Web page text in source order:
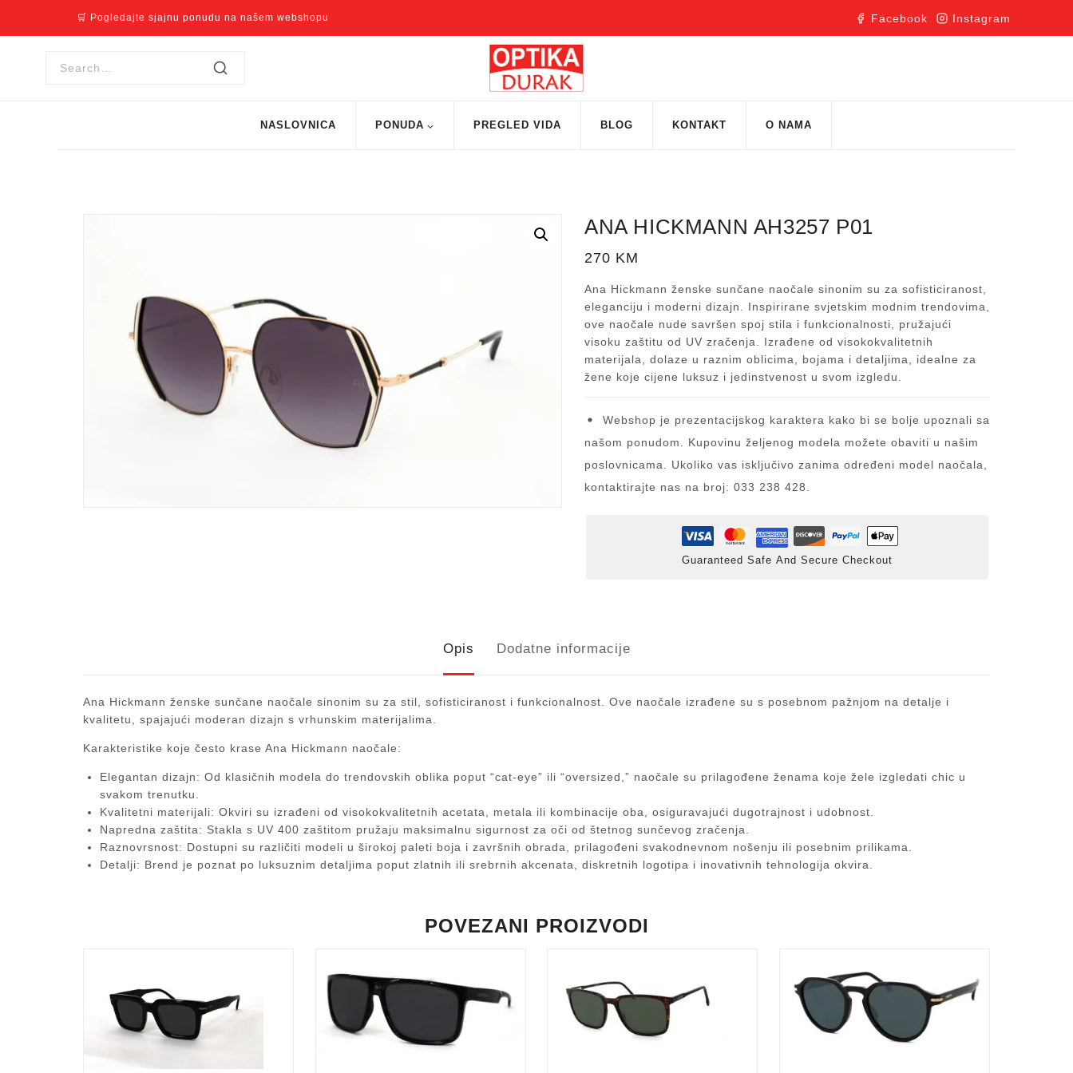
🛒 Pogledajte sjajnu ponudu na našem webshopu Facebook Instagram
NASLOVNICA PONUDA PREGLED VIDA BLOG KONTAKT O NAMA
ANA HICKMANN AH3257 P01
270 KM
Ana Hickmann ženske sunčane naočale sinonim su za sofisticiranost,
eleganciju i moderni dizajn. Inspirirane svjetskim modnim trendovima,
ove naočale nude savršen spoj stila i funkcionalnosti, pružajući
visoku zaštitu od UV zračenja. Izrađene od visokokvalitetnih
materijala, dolaze u raznim oblicima, bojama i detaljima, idealne za
žene koje cijene luksuz i jedinstvenost u svom izgledu.
Webshop je prezentacijskog karaktera kako bi se bolje upoznali sa
našom ponudom. Kupovinu željenog modela možete obaviti u našim
poslovnicama. Ukoliko vas isključivo zanima određeni model naočala,
kontaktirajte nas na broj: 033 238 428.
Guaranteed Safe And Secure Checkout
Opis Dodatne informacije
Ana Hickmann ženske sunčane naočale sinonim su za stil, sofisticiranost i funkcionalnost. Ove naočale izrađene su s posebnom pažnjom na detalje i
kvalitetu, spajajući moderan dizajn s vrhunskim materijalima.
Karakteristike koje često krase Ana Hickmann naočale:
Elegantan dizajn: Od klasičnih modela do trendovskih oblika poput “cat-eye” ili “oversized,” naočale su prilagođene ženama koje žele izgledati chic u
svakom trenutku.
Kvalitetni materijali: Okviri su izrađeni od visokokvalitetnih acetata, metala ili kombinacije oba, osiguravajući dugotrajnost i udobnost.
Napredna zaštita: Stakla s UV 400 zaštitom pružaju maksimalnu sigurnost za oči od štetnog sunčevog zračenja.
Raznovrsnost: Dostupni su različiti modeli u širokoj paleti boja i završnih obrada, prilagođeni svakodnevnom nošenju ili posebnim prilikama.
Detalji: Brend je poznat po luksuznim detaljima poput zlatnih ili srebrnih akcenata, diskretnih logotipa i inovativnih tehnologija okvira.
POVEZANI PROIZVODI